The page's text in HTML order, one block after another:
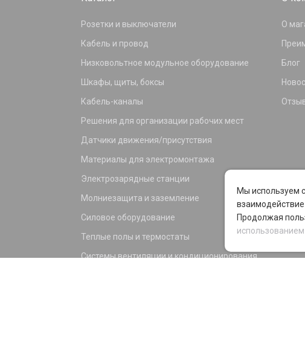
Розетки и выключатели
Кабель и провод
Низковольтное модульное оборудование
Шкафы, щиты, боксы
Кабель-каналы
Решения для организации рабочих мест
Датчики движения/присутствия
Материалы для электромонтажа
Электрозарядные станции
Молниезащита и заземление
Силовое оборудование
Теплые полы и термостаты
Системы вентиляции и кондиционирования
О
Блог
Мы используем
взаимодействие
Продолжая